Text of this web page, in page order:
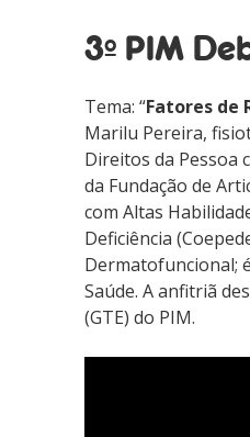
3º PIM
Tema: “Fatores de
Marilu Pereira,
Direitos da Pessoa
da Fundação de
com Altas
Deficiência
Dermatofuncional;
Saúde. A anfitriã
(GTE) do PIM.